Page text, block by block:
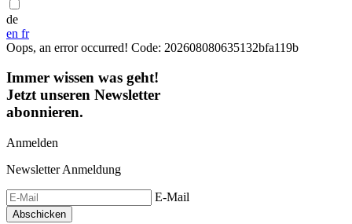
de
en fr
Oops, an error occurred! Code: 202608080635132bfa119b
Immer wissen was geht!
Jetzt unseren Newsletter
abonnieren.
Anmelden
Newsletter Anmeldung
E-Mail
Abschicken